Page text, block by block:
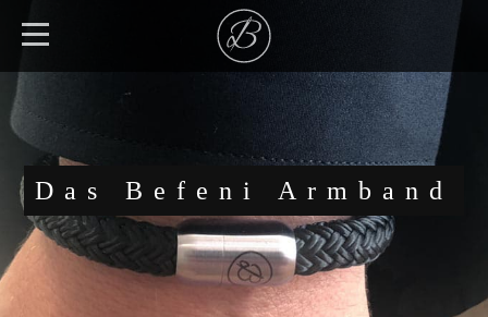
Das Befeni Armband